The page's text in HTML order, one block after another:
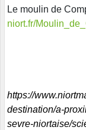
Le moulin de
niort.fr/
https://
destination/a-
sevre-niortaise/